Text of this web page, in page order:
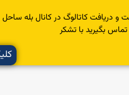
در کانال بله ساحل عضو یا با
با تشکر
کلیک کنید